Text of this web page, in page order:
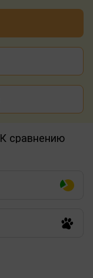
К сравнению